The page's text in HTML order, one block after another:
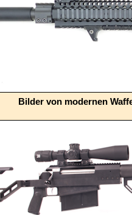
Bilder von modernen